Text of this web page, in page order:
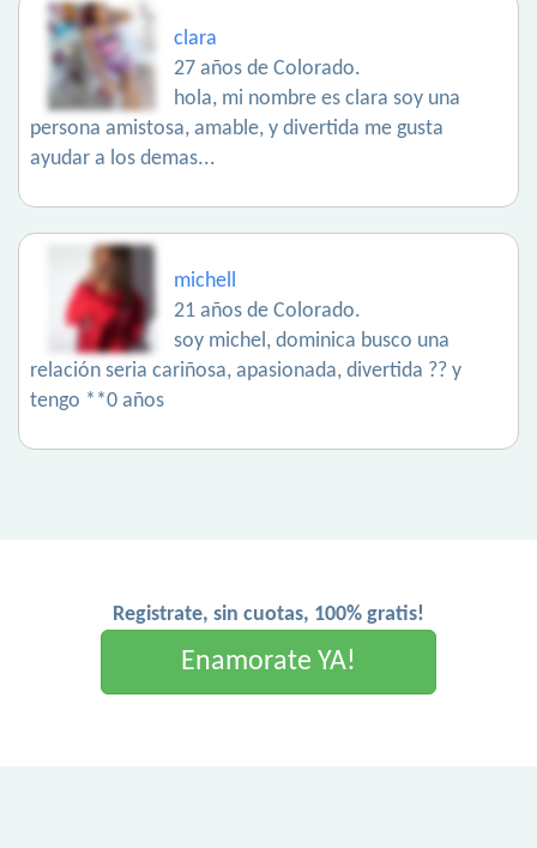
clara
27 años de Colorado.
hola, mi nombre es clara soy una
persona amistosa, amable, y divertida me gusta
ayudar a los demas...
michell
21 años de Colorado.
soy michel, dominica busco una
relación seria cariñosa, apasionada, divertida ?? y
tengo **0 años
Registrate, sin cuotas, 100% gratis!
Enamorate YA!